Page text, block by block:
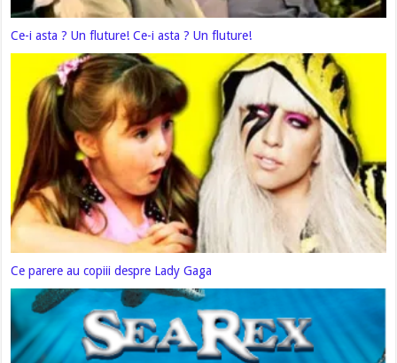
Ce-i asta ? Un fluture! Ce-i asta ? Un fluture!
Ce parere au copiii despre Lady Gaga